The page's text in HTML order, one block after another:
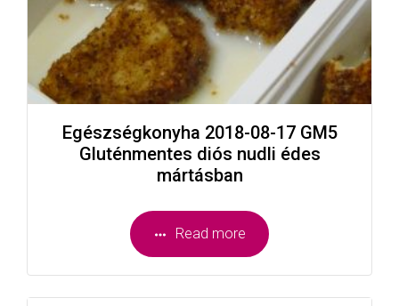
Egészségkonyha 2018-08-17 GM5
Gluténmentes diós nudli édes
mártásban
Read more